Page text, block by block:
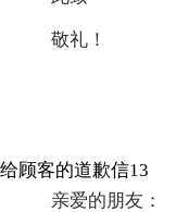
敬礼！
给顾客的道歉信13
亲爱的朋友：